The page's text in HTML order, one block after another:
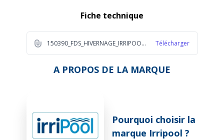
Fiche technique
150390_FDS_HIVERNAGE_IRRIPOOL_EN_5L_2025_FR_1_c167 Télécharger
A PROPOS DE LA MARQUE
Pourquoi choisir la
marque Irripool ?